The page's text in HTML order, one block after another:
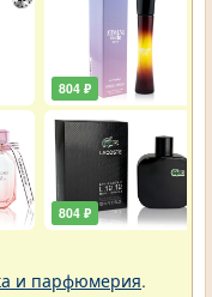
804 ₽
804 ₽
и парфюмерия.